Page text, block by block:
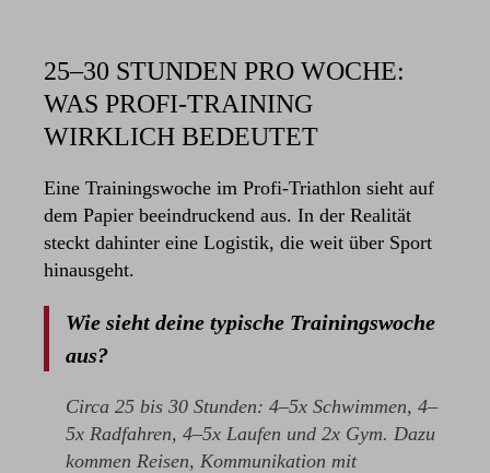
25–30 STUNDEN PRO WOCHE:
WAS PROFI-TRAINING
WIRKLICH BEDEUTET
Eine Trainingswoche im Profi-Triathlon sieht auf
dem Papier beeindruckend aus. In der Realität
steckt dahinter eine Logistik, die weit über Sport
hinausgeht.
Wie sieht deine typische Trainingswoche
aus?
Circa 25 bis 30 Stunden: 4–5x Schwimmen, 4–
5x Radfahren, 4–5x Laufen und 2x Gym. Dazu
kommen Reisen, Kommunikation mit